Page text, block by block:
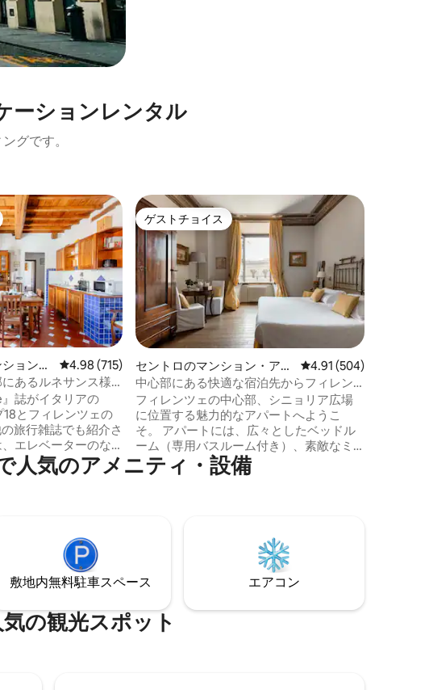
ー⁠シ⁠ョ⁠ン⁠レ⁠ン⁠タ⁠ル
グです。
平均評価
イスです。
ョン・
レビュー715件、5つ星中4.98つ星の平均評価
4.98 (715)
あるルネサンス様
誌がイタリアの
とフィレンツェの
旅行雑誌でも紹介さ
エレベーターのな
にあり、明るく、屋
できます チェス
らわずか数歩のボ
ています。 寝室1
いリビングルーム
平方フィートです。
ゲストチョイス
ゲストチョイス
セントロのマンション・アパ
ート
レビュー504件、5つ
4.91 (504)
中心部にある快適な宿泊先からフィレン
ツェを観光
フィレンツェの中心部、シニョリア広場
に位置する魅力的なアパートへようこ
そ。 アパートには、広々としたベッドル
ーム（専用バスルーム付き）、素敵なミ
ニキッチン、広いリビングエリアがあり
ます。居心地の良い明るいリビングスペ
ャワー付きの2つ目のバスルームもありま
段を上る必要があります。 観光客による
騒音が発生する場合がありますが、予測
できません。
人⁠気⁠のア⁠メ⁠ニ⁠テ⁠ィ⁠・⁠設⁠備
敷地内無料駐⁠車ス⁠ペ⁠ー⁠ス エアコン
の観⁠光⁠ス⁠ポ⁠ッ⁠ト